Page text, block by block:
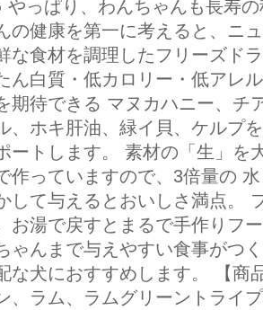
やっぱり、わんちゃんも長寿
の健康を第一に考えると、ニ
な食材を調理したフリーズド
ん白質・低カロリー・低アレ
期待できる マヌカハニー、チ
、ホキ肝油、緑イ貝、ケルプ
ートします。 素材の「生」を
作っていますので、3倍量の
して与えるとおいしさ満点。
お湯で戻すとまるで手作りフ
ゃんまで与えやすい食事がつ
な犬におすすめします。 【商
、ラム、ラムグリーントライ